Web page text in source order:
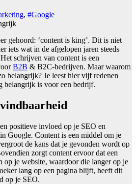
, #Google
gehoord: ‘content is king’. Dit is niet
iets wat in de afgelopen jaren steeds
schrijven van content is een
B2B & B2C-bedrijven. Maar waarom
belangrijk? Je leest hier vijf redenen
belangrijk is voor een bedrijf.
positieve invloed op je SEO en
Google. Content is een middel om je
de kans dat je gevonden wordt op
zorgt content ervoor dat een
op je website, waardoor die langer op je
lang op een pagina blijft, heeft dit
op je SEO.